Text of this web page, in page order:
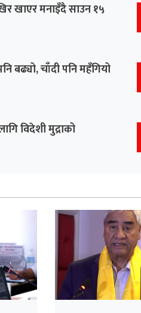
खाएर मनाइँदै साउन १५
बढ्यो, चाँदी पनि महँगियो
विदेशी मुद्राको